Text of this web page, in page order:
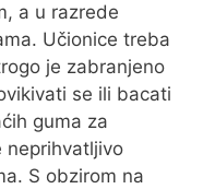
a u razrede
Učionice treba
je zabranjeno
se ili bacati
guma za
neprihvatljivo
S obzirom na